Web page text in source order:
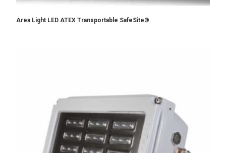
Area Light LED ATEX Transportable SafeSite®